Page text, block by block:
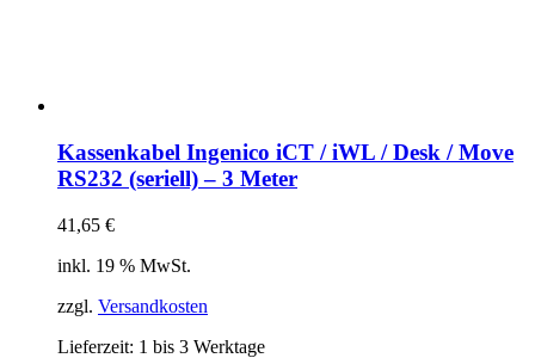
Kassenkabel Ingenico iCT / iWL / Desk / Move
RS232 (seriell) – 3 Meter
41,65 €
inkl. 19 % MwSt.
zzgl. Versandkosten
Lieferzeit: 1 bis 3 Werktage